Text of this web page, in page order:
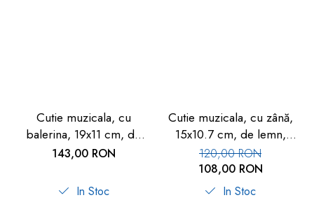
Cutie muzicala, cu
balerina, 19x11 cm, de
lemn, Goki
143,00 RON
In Stoc
Cutie muzicala, cu zână,
15x10.7 cm, de lemn,
Goki
120,00 RON
108,00 RON
In Stoc